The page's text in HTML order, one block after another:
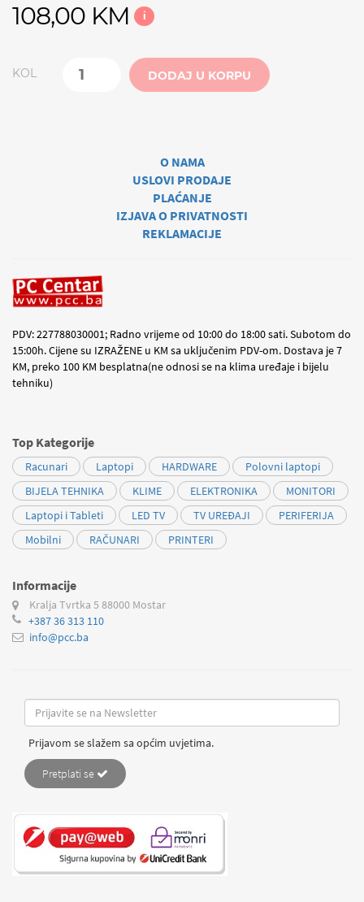
108,00 KM i
KOL DODAJ U KORPU
O NAMA
USLOVI PRODAJE
PLAĆANJE
IZJAVA O PRIVATNOSTI
REKLAMACIJE
PDV: 227788030001; Radno vrijeme od 10:00 do 18:00 sati. Subotom do
15:00h. Cijene su IZRAŽENE u KM sa uključenim PDV-om. Dostava je 7
KM, preko 100 KM besplatna(ne odnosi se na klima uređaje i bijelu
tehniku)
Top Kategorije
Racunari Laptopi HARDWARE
Polovni laptopi
BIJELA TEHNIKA
KLIME ELEKTRONIKA
MONITORI
Laptopi i Tableti
LED TV TV UREĐAJI
PERIFERIJA
Mobilni
RAČUNARI PRINTERI
Informacije
Kralja Tvrtka 5 88000 Mostar
+387 36 313 110
info@pcc.ba
Prijavom se slažem sa općim uvjetima.
Pretplati se